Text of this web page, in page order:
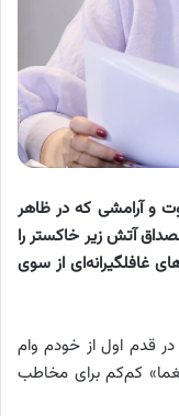
و آرامشی که در ظاهر
آتش زیر خاکستر را
غافلگیرانه‌ای از سوی
قدم اول از خودم وام
کم‌کم برای مخاطب